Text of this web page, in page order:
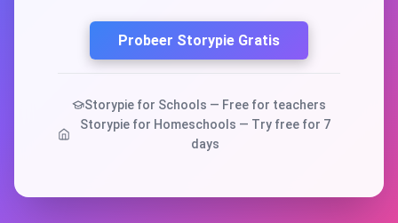
Probeer Storypie Gratis
Storypie for Schools — Free for teachers
Storypie for Homeschools — Try free for 7
days